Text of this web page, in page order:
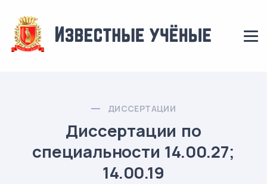
ДИССЕРТАЦИИ
Диссертации по
специальности 14.00.27;
14.00.19